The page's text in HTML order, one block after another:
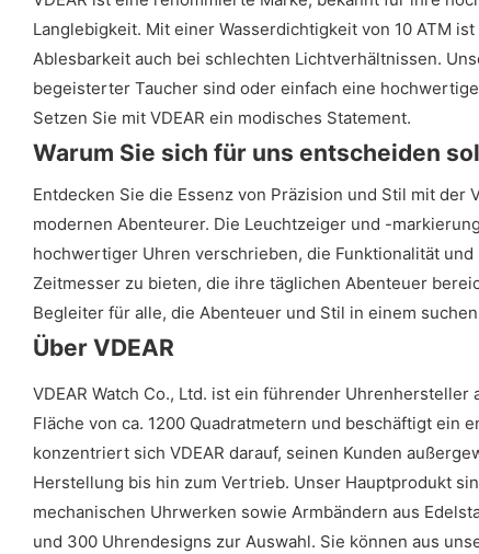
Langlebigkeit. Mit einer Wasserdichtigkeit von 10 ATM
Ablesbarkeit auch bei schlechten Lichtverhältnissen.
begeisterter Taucher sind oder einfach eine
Setzen Sie mit VDEAR ein modisches Statement.
Warum Sie sich für uns entscheiden
Entdecken Sie die Essenz von Präzision und Stil mit der
modernen Abenteurer. Die Leuchtzeiger und -
hochwertiger Uhren verschrieben, die Funktionalität
Zeitmesser zu bieten, die ihre täglichen Abenteuer
Begleiter für alle, die Abenteuer und Stil in einem
Über VDEAR
VDEAR Watch Co., Ltd. ist ein führender
Fläche von ca. 1200 Quadratmetern und beschäftigt ein
konzentriert sich VDEAR darauf, seinen Kunden
Herstellung bis hin zum Vertrieb. Unser Hauptprodukt
mechanischen Uhrwerken sowie Armbändern aus
und 300 Uhrendesigns zur Auswahl. Sie können aus